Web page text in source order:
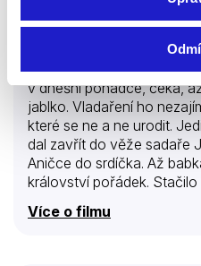
Králové mívají všelijaké
v dnešní pohádce, čeká,
jablko. Vladaření ho
které se ne a ne urodit.
dal zavřít do věže sadaře
Aničce do srdíčka. Až
království pořádek.
král přišel k rozumu a
Více o filmu